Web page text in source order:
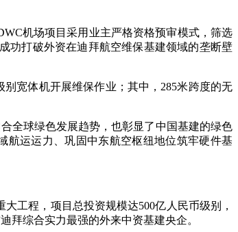
机场项目采用业主严格资格预审模式，筛选
功打破外资在迪拜航空维保基建领域的垄断壁
宽体机开展维保作业；其中，285米跨度的无
全球绿色发展趋势，也彰显了中国基建的绿色
航运运力、巩固中东航空枢纽地位筑牢硬件基
工程，项目总投资规模达500亿人民币级别，
拜综合实力最强的外来中资基建央企。